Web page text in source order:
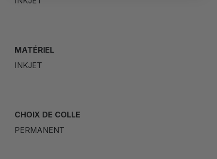
MATÉRIEL
INKJET
CHOIX DE COLLE
PERMANENT